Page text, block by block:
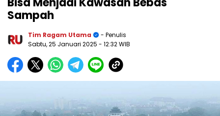
Sampah
Tim Ragam Utama
- Penulis
Sabtu, 25 Januari 2025 - 12:32 WIB